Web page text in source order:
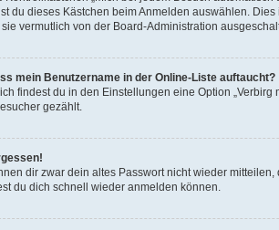
du dieses Kästchen beim Anmelden auswählen.
vermutlich von der Board-Administration
mein Benutzername in der Online-Liste auftaucht?
findest du in den Einstellungen eine Option
gezählt.
dir zwar dein altes Passwort nicht wieder
du dich schnell wieder anmelden können.